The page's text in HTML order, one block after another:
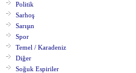
Politik
Sarhoş
Sarışın
Spor
Temel / Karadeniz
Diğer
Soğuk Espiriler